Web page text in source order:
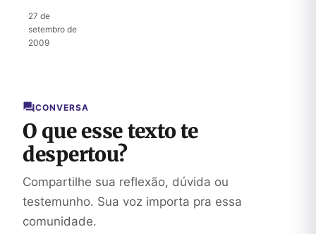
27 de
setembro de
2009
CONVERSA
O que esse texto te
despertou?
Compartilhe sua reflexão, dúvida ou
testemunho. Sua voz importa pra essa
comunidade.